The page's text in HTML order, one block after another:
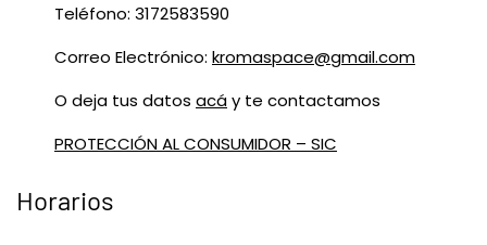
Teléfono: 3172583590
Correo Electrónico: kromaspace@gmail.com
O deja tus datos acáy te contactamos
PROTECCIÓN AL CONSUMIDOR – SIC
Horarios